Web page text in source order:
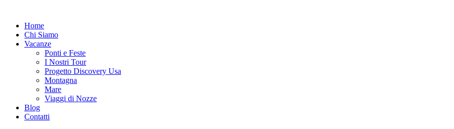
contenutoHome
Chi Siamo
Vacanze
Ponti e Feste
I Nostri Tour
Progetto Discovery Usa
Montagna
Mare
Viaggi di Nozze
Blog
Contatti